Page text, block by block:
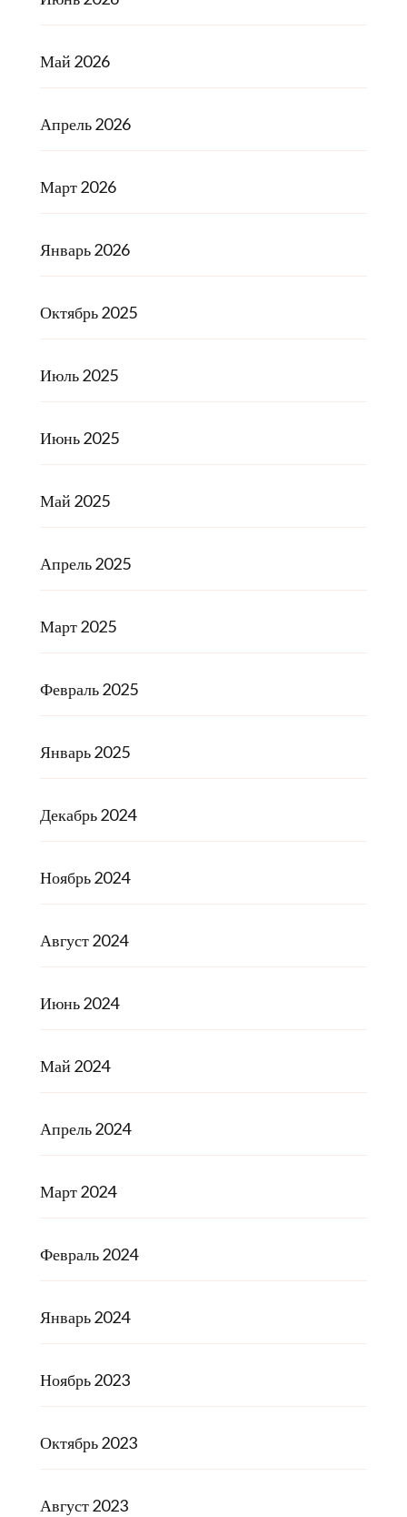
Май 2026
Апрель 2026
Март 2026
Январь 2026
Октябрь 2025
Июль 2025
Июнь 2025
Май 2025
Апрель 2025
Март 2025
Февраль 2025
Январь 2025
Декабрь 2024
Ноябрь 2024
Август 2024
Июнь 2024
Май 2024
Апрель 2024
Март 2024
Февраль 2024
Январь 2024
Ноябрь 2023
Октябрь 2023
Август 2023